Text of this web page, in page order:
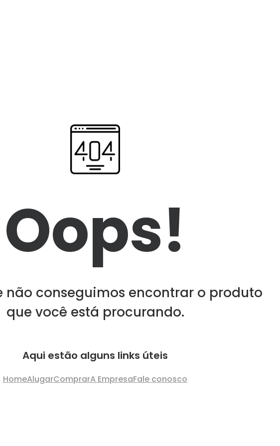
Oops!
não conseguimos encontrar o produto
que você está procurando.
Aqui estão alguns links úteis
HomeAlugarComprarA EmpresaFale conosco